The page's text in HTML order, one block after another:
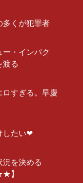
多くが犯罪者
・インパク
渡る
すぎる。早慶
したい❤︎
況を決める
】